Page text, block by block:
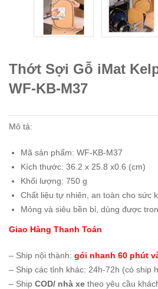
Thớt Sợi Gỗ iMat
WF-KB-M37
Mô tả:
Mã sản phẩm: WF-KB-M37
Kích thước: 36.2 x 25.8 x0.6 (cm)
Khối lượng: 750 g
Chất liệu tự nhiên, an toàn cho sức
Mỏng và siêu bền bỉ, dùng được
Giao Hàng Thanh Toán
– Ship nội thành: gói nhanh 60 phút
– Ship các tỉnh khác: 24h-72h (có ship
– Ship COD/ nhà xe theo yêu cầu